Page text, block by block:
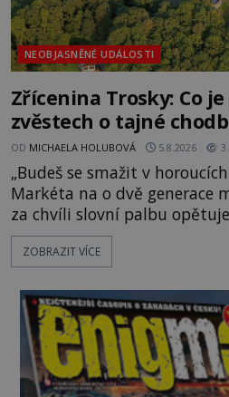
NEOBJASNĚNÉ UDÁLOSTI
Zřícenina Trosky: Co
zvěstech o tajné
OD MICHAELA HOLUBOVÁ 5.8.2026
„Budeš se smažit v
Markéta na o dvě generace
za chvíli slovní palbu
katolička, druhá
nich se usídlí na jedné z věží
mezi vůdce protihusitského
skutečně jistou
ZOBRAZIT VÍCE